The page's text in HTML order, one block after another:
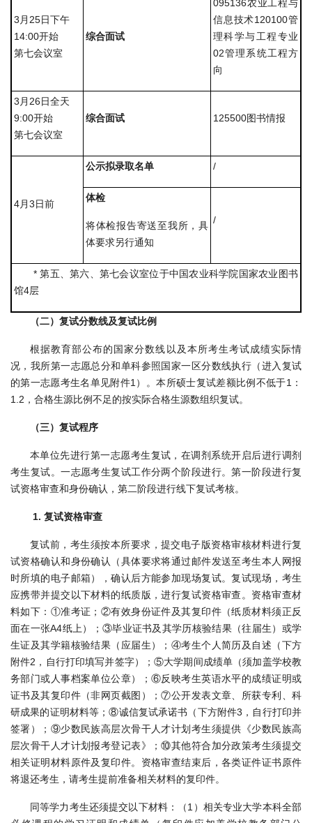
3月25日下午
14:00开始
第七会议室
综合面试
095136农业工程与
信息技术120100管
理科学与工程专业
02管理系统工程方
向
3月26日全天
9:00开始
第七会议室
综合面试 125500图书情报
4月3日前
公示拟录取名单 /
体检
将体检报告寄送至我所，具
体要求另行通知
/
* 第五、第六、第七会议室位于中国农业科学院国家农业图书
馆4层
（二）复试分数线及复试比例
根据教育部公布的国家分数线以及本所考生考试成绩实际情
况，我所第一志愿总分和单科参照国家一区分数线执行（进入复试
的第一志愿考生名单见附件1）。本所硕士复试差额比例不低于1：
1.2，合格生源比例不足的按实际合格生源数组织复试。
（三）复试程序
本单位先进行第一志愿考生复试，在调剂系统开启后进行调剂
考生复试。一志愿考生复试工作分两个阶段进行。第一阶段进行复
试资格审查和身份确认，第二阶段进行线下复试考核。
1. 复试资格审查
复试前，考生须按本所要求，提交电子版资格审核材料进行复
试资格确认和身份确认（具体要求将通过邮件发送至考生本人网报
时所填的电子邮箱），确认后方能参加现场复试。复试现场，考生
应携带并提交以下材料的纸质版，进行复试资格审查。资格审查材
料如下：①准考证；②有效身份证件及其复印件（纸质材料须正反
面在一张A4纸上）；③毕业证书及其学历核验结果（往届生）或学
生证及其学籍核验结果（应届生）；④考生个人简历及自述（下方
附件2，自行打印填写并签字）；⑤大学期间成绩单（须加盖学校教
务部门或人事档案单位公章）；⑥反映考生英语水平的成绩证明或
证书及其复印件（非网页截图）；⑦公开发表文章、所获专利、科
研成果的证明材料等；⑧诚信复试承诺书（下方附件3，自行打印并
签署）；⑨少数民族高层次骨干人才计划考生须提供《少数民族高
层次骨干人才计划报考登记表》；⑩其他符合加分政策考生须提交
相关证明材料原件及复印件。资格审查结束后，各类证件证书原件
将退还考生，请考生提前准备相关材料的复印件。
同等学力考生还须提交以下材料：（1）相关专业大学本科全部